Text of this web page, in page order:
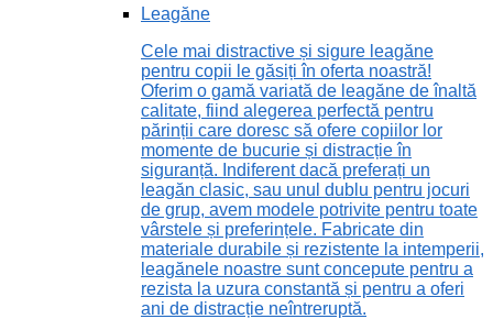
Leagăne
Cele mai distractive și sigure leagăne
pentru copii le găsiți în oferta noastră!
Oferim o gamă variată de leagăne de înaltă
calitate, fiind alegerea perfectă pentru
părinții care doresc să ofere copiilor lor
momente de bucurie și distracție în
siguranță. Indiferent dacă preferați un
leagăn clasic, sau unul dublu pentru jocuri
de grup, avem modele potrivite pentru toate
vârstele și preferințele. Fabricate din
materiale durabile și rezistente la intemperii,
leagănele noastre sunt concepute pentru a
rezista la uzura constantă și pentru a oferi
ani de distracție neîntreruptă.